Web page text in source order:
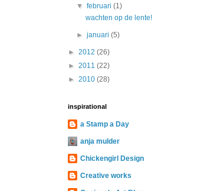
▼februari(1)
wachten op de lente!
►januari(5)
► 2012 (26)
► 2011 (22)
► 2010 (28)
inspirational
a Stamp a Day
anja mulder
Chickengirl Design
Creative works